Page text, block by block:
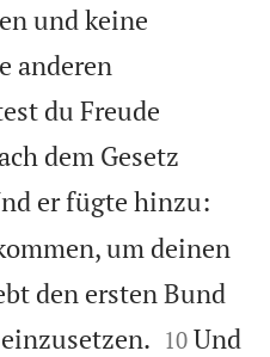
und keine
anderen
du Freude
dem Gesetz
er fügte hinzu:
um deinen
den ersten Bund


10 Und